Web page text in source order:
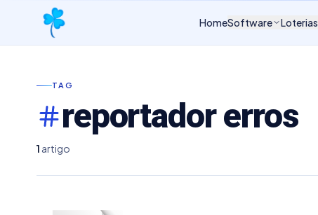
HomeSoftware Loterias
TAG
reportador erros
1 artigo